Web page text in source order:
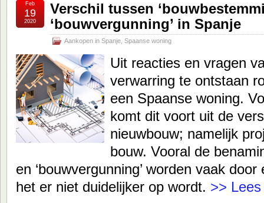
Verschil tussen
‘bouwvergunning’ in Spanje
Aankopen in Spanje Spaanse woning
Feb
19
2020
Uit reacties en vragen
verwarring te ontstaan
een Spaanse woning.
komt dit voort uit de
nieuwbouw; namelijk
bouw. Vooral de
en ‘bouwvergunning’ worden vaak
het er niet duidelijker op wordt. >>